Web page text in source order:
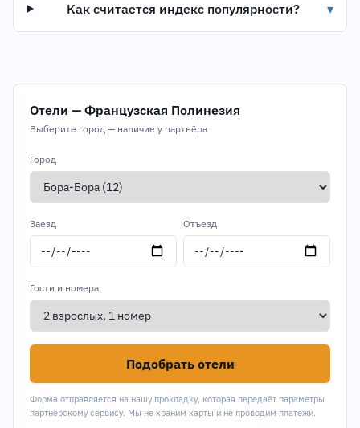
Как считается индекс популярности? ▾
Отели — Французская Полинезия
Выберите город — наличие у партнёра
Город
Заезд Отъезд
Гости и номера
Подобрать отели
Форма отправляется на нашу прокладку, которая передаёт параметры
партнёрскому сервису. Мы не храним карты и не проводим платежи.